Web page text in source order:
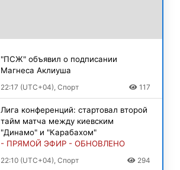
"ПСЖ" объявил о подписании
Магнеса Аклиуша
22:17 (UTC+04), Спорт 117
Лига конференций: стартовал второй
тайм матча между киевским
"Динамо" и "Карабахом"
- ПРЯМОЙ ЭФИР - ОБНОВЛЕНО
22:10 (UTC+04), Спорт 294